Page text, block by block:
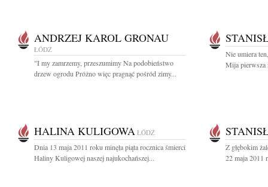
ANDRZEJ KAROL GRONAU
ŁÓDŹ
"I my zamrzemy, przeszumimy Na podobieństwo
drzew ogrodu Próżno więc pragnąć pośród zimy...
Nie umiera
Mija pierwsza
HALINA KULIGOWA ŁÓDŹ
Dnia 13 maja 2011 roku minęła piąta rocznica śmierci
Haliny Kuligowej naszej najukochańszej...
Z głębokim
22 maja 2011